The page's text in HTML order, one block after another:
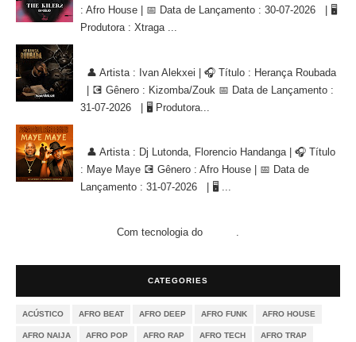
: Afro House | 📅 Data de Lançamento : 30-07-2026 | 🖥
Produtora : Xtraga ...
👤 Artista : Ivan Alekxei | 🎧 Título : Herança Roubada
| 💽 Gênero : Kizomba/Zouk 📅 Data de Lançamento :
31-07-2026 | 🖥 Produtora...
👤 Artista : Dj Lutonda, Florencio Handanga | 🎧 Título
: Maye Maye 💽 Gênero : Afro House | 📅 Data de
Lançamento : 31-07-2026 | 🖥 ...
Com tecnologia do .
CATEGORIES
ACÚSTICO AFRO BEAT AFRO DEEP AFRO FUNK AFRO HOUSE
AFRO NAIJA AFRO POP AFRO RAP AFRO TECH AFRO TRAP